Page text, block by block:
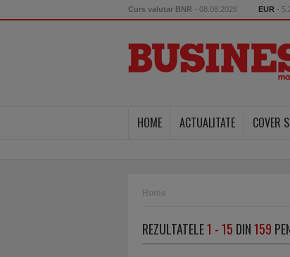
Curs valutar BNR - 08.08.2026 EUR -
HOME ACTUALITATE COVER
Home
REZULTATELE1 - 15 DIN159